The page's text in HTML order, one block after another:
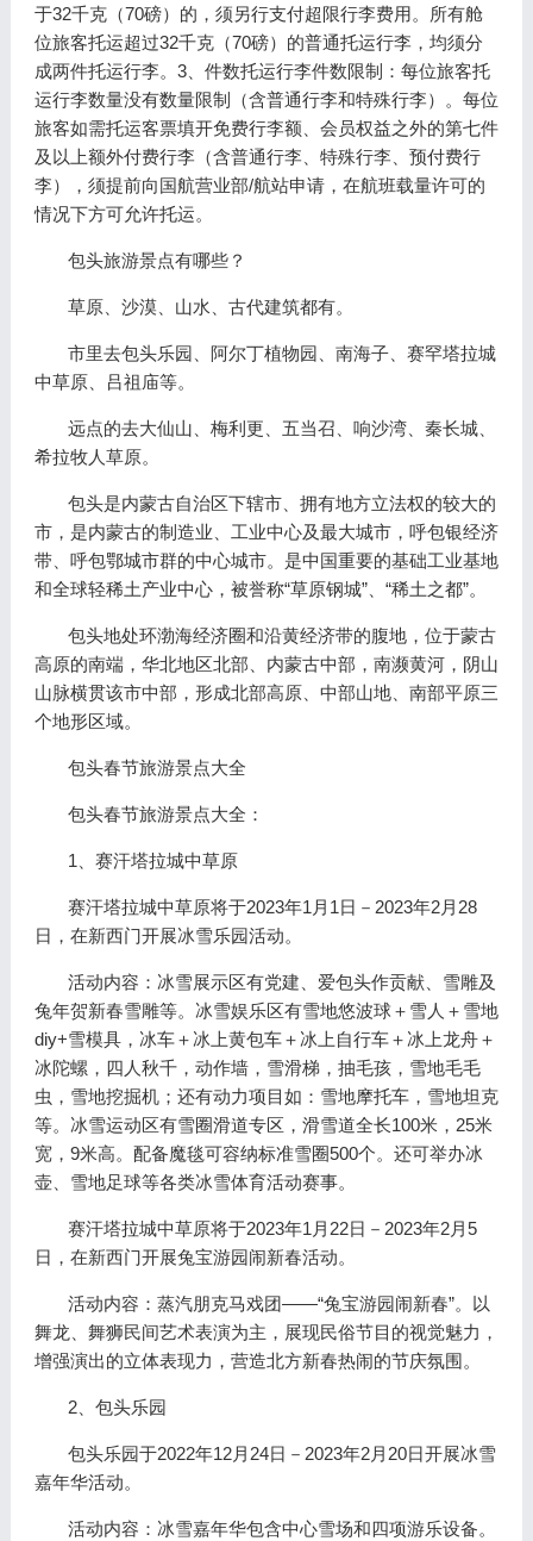
于32千克（70磅）的，须另行支付超限行李费用。所有舱
位旅客托运超过32千克（70磅）的普通托运行李，均须分
成两件托运行李。3、件数托运行李件数限制：每位旅客托
运行李数量没有数量限制（含普通行李和特殊行李）。每位
旅客如需托运客票填开免费行李额、会员权益之外的第七件
及以上额外付费行李（含普通行李、特殊行李、预付费行
李），须提前向国航营业部/航站申请，在航班载量许可的
情况下方可允许托运。
包头旅游景点有哪些？
草原、沙漠、山水、古代建筑都有。
市里去包头乐园、阿尔丁植物园、南海子、赛罕塔拉城
中草原、吕祖庙等。
远点的去大仙山、梅利更、五当召、响沙湾、秦长城、
希拉牧人草原。
包头是内蒙古自治区下辖市、拥有地方立法权的较大的
市，是内蒙古的制造业、工业中心及最大城市，呼包银经济
带、呼包鄂城市群的中心城市。是中国重要的基础工业基地
和全球轻稀土产业中心，被誉称“草原钢城”、“稀土之都”。
包头地处环渤海经济圈和沿黄经济带的腹地，位于蒙古
高原的南端，华北地区北部、内蒙古中部，南濒黄河，阴山
山脉横贯该市中部，形成北部高原、中部山地、南部平原三
个地形区域。
包头春节旅游景点大全
包头春节旅游景点大全：
1、赛汗塔拉城中草原
赛汗塔拉城中草原将于2023年1月1日－2023年2月28
日，在新西门开展冰雪乐园活动。
活动内容：冰雪展示区有党建、爱包头作贡献、雪雕及
兔年贺新春雪雕等。冰雪娱乐区有雪地悠波球＋雪人＋雪地
diy+雪模具，冰车＋冰上黄包车＋冰上自行车＋冰上龙舟＋
冰陀螺，四人秋千，动作墙，雪滑梯，抽毛孩，雪地毛毛
虫，雪地挖掘机；还有动力项目如：雪地摩托车，雪地坦克
等。冰雪运动区有雪圈滑道专区，滑雪道全长100米，25米
宽，9米高。配备魔毯可容纳标准雪圈500个。还可举办冰
壶、雪地足球等各类冰雪体育活动赛事。
赛汗塔拉城中草原将于2023年1月22日－2023年2月5
日，在新西门开展兔宝游园闹新春活动。
活动内容：蒸汽朋克马戏团——“兔宝游园闹新春”。以
舞龙、舞狮民间艺术表演为主，展现民俗节目的视觉魅力，
增强演出的立体表现力，营造北方新春热闹的节庆氛围。
2、包头乐园
包头乐园于2022年12月24日－2023年2月20日开展冰雪
嘉年华活动。
活动内容：冰雪嘉年华包含中心雪场和四项游乐设备。